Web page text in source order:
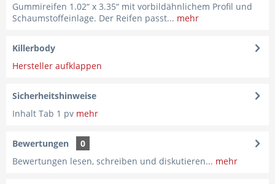
Gummireifen 1.02“ x 3.35“ mit vorbildähnlichem Profil und
Schaumstoffeinlage. Der Reifen passt... mehr
Killerbody
Hersteller aufklappen
Sicherheitshinweise
Inhalt Tab 1 pv mehr
Bewertungen
0
Bewertungen lesen, schreiben und diskutieren... mehr